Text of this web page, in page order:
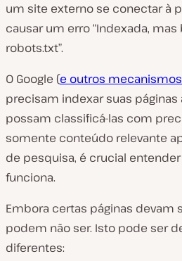
um site externo se conectar à
causar um erro “Indexada,
robots.txt”.
O Google (e outros
precisam indexar suas páginas
possam classificá-las com
somente conteúdo relevante
de pesquisa, é crucial
funciona.
Embora certas páginas devam
podem não ser. Isto pode ser
diferentes: